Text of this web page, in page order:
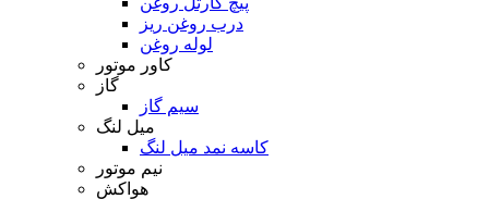
درب روغن ریز
لوله روغن
کاور موتور
گاز
سیم گاز
میل لنگ
کاسه نمد میل لنگ
نیم موتور
هواکش